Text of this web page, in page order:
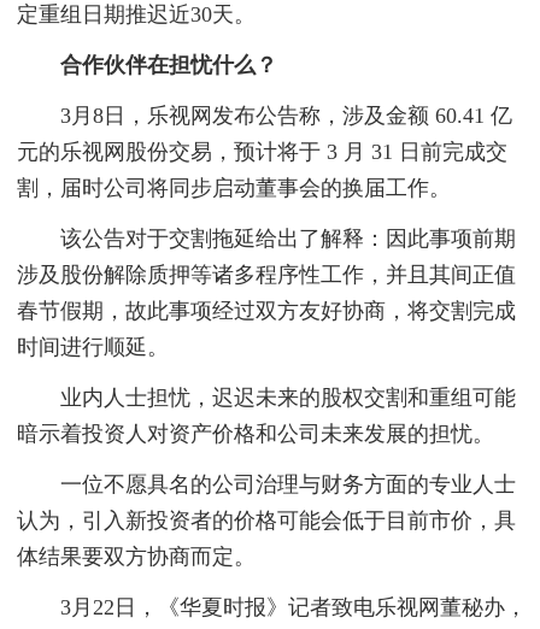
定重组日期推迟近30天。
合作伙伴在担忧什么？
3月8日，乐视网发布公告称，涉及金额 60.41 亿
元的乐视网股份交易，预计将于 3 月 31 日前完成交
割，届时公司将同步启动董事会的换届工作。
该公告对于交割拖延给出了解释：因此事项前期
涉及股份解除质押等诸多程序性工作，并且其间正值
春节假期，故此事项经过双方友好协商，将交割完成
时间进行顺延。
业内人士担忧，迟迟未来的股权交割和重组可能
暗示着投资人对资产价格和公司未来发展的担忧。
一位不愿具名的公司治理与财务方面的专业人士
认为，引入新投资者的价格可能会低于目前市价，具
体结果要双方协商而定。
3月22日，《华夏时报》记者致电乐视网董秘办，